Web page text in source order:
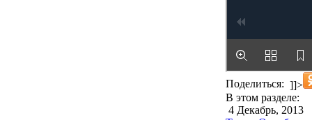
Поделиться: ]]>
В этом разделе:
4 Декабрь, 2013